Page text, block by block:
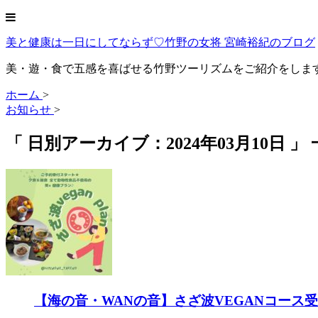
美と健康は一日にしてならず♡竹野の女将 宮崎裕紀のブログ
美・遊・食で五感を喜ばせる竹野ツーリズムをご紹介をしま
ホーム >
お知らせ >
「 日別アーカイブ：2024年03月10日 」
【海の音・WANの音】さざ波VEGANコース